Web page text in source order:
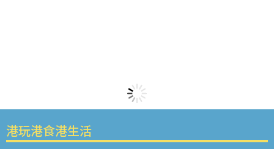
港玩港食港生活